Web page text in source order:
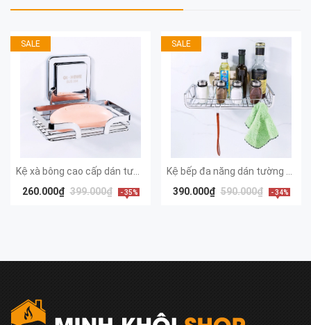
SALE
260.000₫ 399.000₫ - 35%
SALE
390.000₫ 590.000₫ - 34%